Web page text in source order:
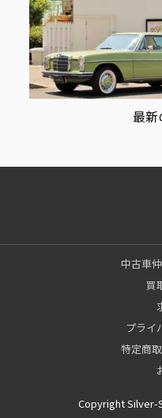
最
中古車
買
プライ
特定商
Copyright Silver-